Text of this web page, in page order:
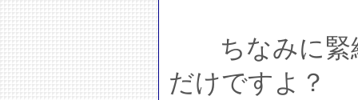
ちなみに緊
だけですよ？